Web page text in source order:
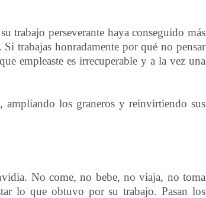
trabajo perseverante haya conseguido más
trabajas honradamente por qué no pensar
empleaste es irrecuperable y a la vez una
ampliando los graneros y reinvirtiendo sus
No come, no bebe, no viaja, no toma
lo que obtuvo por su trabajo. Pasan los